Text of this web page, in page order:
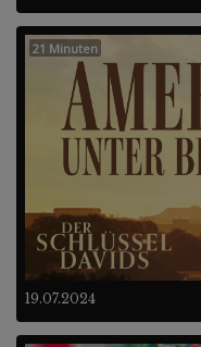
19.07.2024
21 Minuten